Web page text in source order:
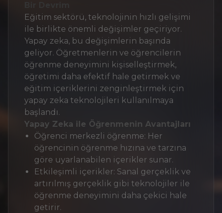
Eğitim sektörü, teknolojinin hızlı gelişimi
ile birlikte önemli değişimler geçiriyor.
Yapay zeka, bu değişimlerin başında
geliyor. Öğretmenlerin ve öğrencilerin
öğrenme deneyimini kişiselleştirmek,
öğretimi daha efektif hale getirmek ve
eğitim içeriklerini zenginleştirmek için
yapay zeka teknolojileri kullanılmaya
başlandı.
Yapay Zeka ile Öğrenmenin Avantajları
Öğrenci merkezli öğrenme: Her
öğrencinin öğrenme hızına ve tarzına
göre uyarlanabilen içerikler sunar.
Etkileşimli içerikler: Sanal gerçeklik ve
artırılmış gerçeklik gibi teknolojiler ile
öğrenme deneyimini daha çekici hale
getirir.